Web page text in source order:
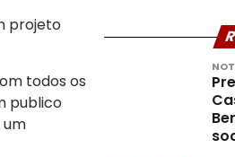
projeto
todos os
publico